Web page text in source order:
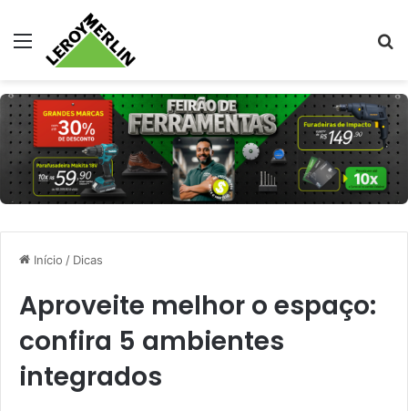
Menu
Início / Dicas
Aproveite melhor o espaço:
confira 5 ambientes
integrados